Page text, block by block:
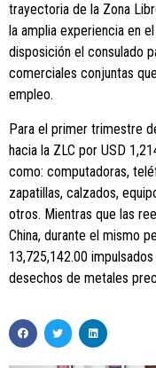
trayectoria de la Zona
la amplia experiencia en
disposición el consulado
comerciales conjuntas
empleo.
Para el primer trimestre
hacia la ZLC por USD
como: computadoras,
zapatillas, calzados,
otros. Mientras que las
China, durante el mismo
13,725,142.00
desechos de metales